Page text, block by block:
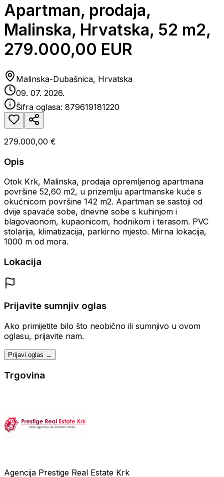
Apartman, prodaja,
Malinska, Hrvatska, 52 m2,
279.000,00 EUR
Malinska-Dubašnica, Hrvatska
09. 07. 2026.
Šifra oglasa: 879619181220
279.000,00 €
Opis
Otok Krk, Malinska, prodaja opremljenog apartmana
površine 52,60 m2, u prizemlju apartmanske kuće s
okućnicom površine 142 m2. Apartman se sastoji od
dvije spavaće sobe, dnevne sobe s kuhinjom i
blagovaonom, kupaonicom, hodnikom i terasom. PVC
stolarija, klimatizacija, parkirno mjesto. Mirna lokacija,
1000 m od mora.
Lokacija
Prijavite sumnjiv oglas
Ako primijetite bilo što neobično ili sumnjivo u ovom
oglasu, prijavite nam.
Prijavi oglas →
Trgovina
Agencija Prestige Real Estate Krk